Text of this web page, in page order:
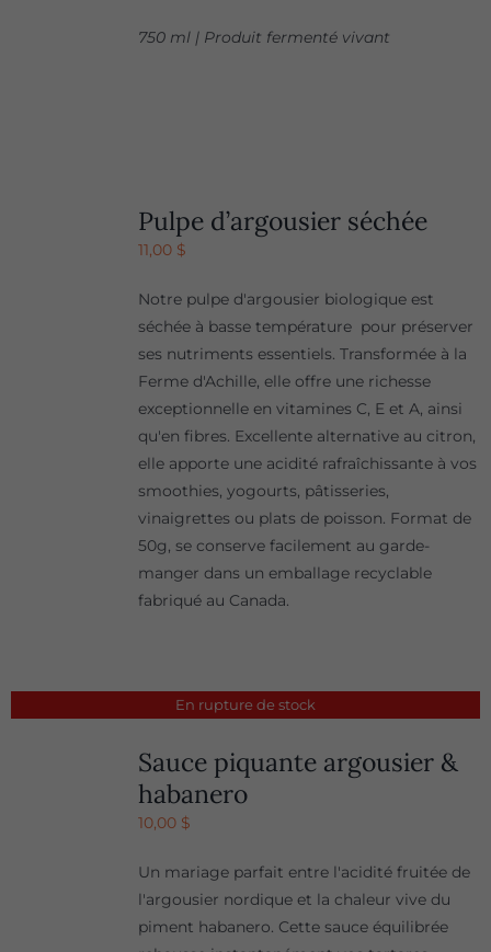
750 ml | Produit fermenté vivant
Pulpe d’argousier séchée
11,00 $
Notre pulpe d'argousier biologique est
séchée à basse température pour préserver
ses nutriments essentiels. Transformée à la
Ferme d'Achille, elle offre une richesse
exceptionnelle en vitamines C, E et A, ainsi
qu'en fibres. Excellente alternative au citron,
elle apporte une acidité rafraîchissante à vos
smoothies, yogourts, pâtisseries,
vinaigrettes ou plats de poisson. Format de
50g, se conserve facilement au garde-
manger dans un emballage recyclable
fabriqué au Canada.
En rupture de stock
Sauce piquante argousier &
habanero
10,00 $
Un mariage parfait entre l'acidité fruitée de
l'argousier nordique et la chaleur vive du
piment habanero. Cette sauce équilibrée